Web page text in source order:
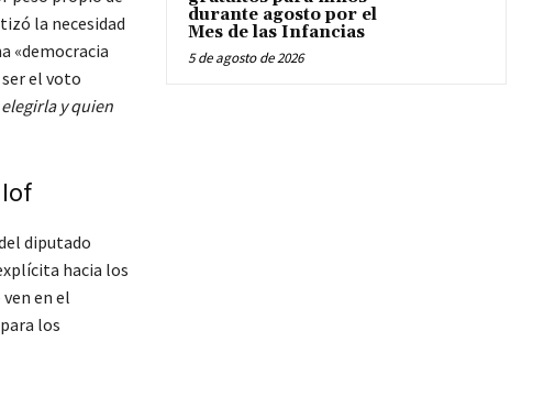
la necesidad
«democracia
el voto
y quien
diputado
hacia los
en el
los
durante agosto por el
Mes de las Infancias
5 de agosto de 2026